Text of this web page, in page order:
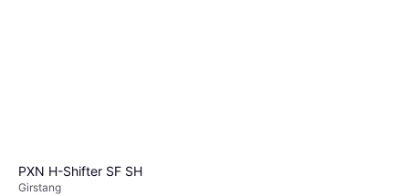
PXN H-Shifter SF SH
Girstang